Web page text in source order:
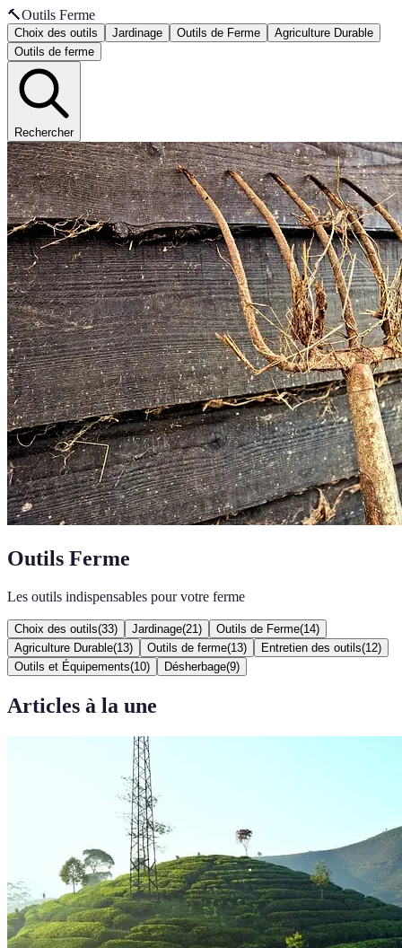
🔨Outils Ferme
Choix des outils Jardinage Outils de Ferme
Agriculture Durable
Outils de ferme
Rechercher
Outils Ferme
Les outils indispensables pour votre ferme
Choix des outils(33) Jardinage(21 ) Outils de Ferme(14)
Agriculture Durable(13) Outils de ferme(13) Entretien des outils(12)
Outils et Équipements(10) Désherbage(9)
Articles à la une